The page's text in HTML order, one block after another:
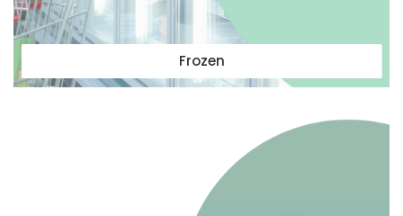
Frozen